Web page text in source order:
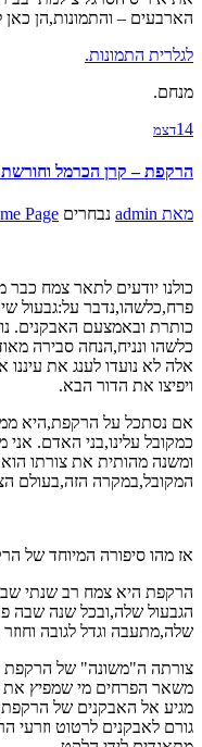
הארבעים – והתמונות,הן כאן
לגלרית התמונות.
מנחם.
14דצמ
הרקפת – קרן הכרמל
מאת admin נבחרים Page
כולנו יודעים לתאר צמח כבר
פרח,כלשהו,נדבר על:גבעול
כותרת ובאמצעם האבקנים.
כלשהו ונניח,הנחה סבירה
אלה לא נועדו לענג את
ויפיצו את הדור הבא.
אם נסתכל על הרקפת,היא
כמקובל עלינו,בני האדם.
ומשנה מהותית את צורתו הוא
המקובל,במקרה הזה,בעולם
אז מהו סיפורה המיוחד של
הרקפת היא צמח רב שנתי
הגבעול שלה,ובכל שנה שבה
שלה,מתעבה וגדל לגובה
צורתה ה"משונה" של הרקפת
משאר הפרחים מי שמפיץ
מגיע אל האבקנים של
גורם לאבקנים לרטוט